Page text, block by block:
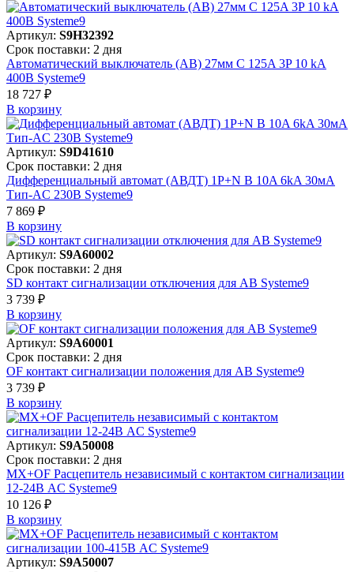
Артикул: S9H32392
Срок поставки: 2 дня
Автоматический выключатель (АВ) 27мм C 125A 3P 10 kA
400В Systeme9
18 727 ₽
В корзинy
Артикул: S9D41610
Срок поставки: 2 дня
Дифференциальный автомат (АВДТ) 1P+N B 10A 6kA 30мА
Тип-AC 230В Systeme9
7 869 ₽
В корзинy
Артикул: S9A60002
Срок поставки: 2 дня
SD контакт сигнализации отключения для АВ Systeme9
3 739 ₽
В корзинy
Артикул: S9A60001
Срок поставки: 2 дня
OF контакт сигнализации положения для АВ Systeme9
3 739 ₽
В корзинy
Артикул: S9A50008
Срок поставки: 2 дня
MX+OF Расцепитель независимый с контактом сигнализации
12-24В AC Systeme9
10 126 ₽
В корзинy
Артикул: S9A50007